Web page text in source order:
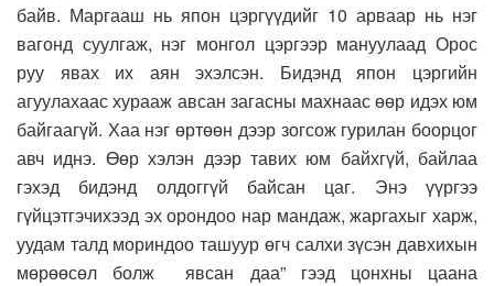
байв. Маргааш нь япон цэргүүдийг 10 арваар нь нэг
вагонд суулгаж, нэг монгол цэргээр мануулаад Орос
руу явах их аян эхэлсэн. Бидэнд япон цэргийн
агуулахаас хурааж авсан загасны махнаас өөр идэх юм
байгаагүй. Хаа нэг өртөөн дээр зогсож гурилан боорцог
авч иднэ. Өөр хэлэн дээр тавих юм байхгүй, байлаа
гэхэд бидэнд олдоггүй байсан цаг. Энэ үүргээ
гүйцэтгэчихээд эх орондоо нар мандаж, жаргахыг харж,
уудам талд мориндоо ташуур өгч салхи зүсэн давхихын
мөрөөсөл болж явсан даа” гээд цонхны цаана